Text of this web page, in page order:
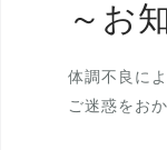
～お
体調不良に
ご迷惑をお